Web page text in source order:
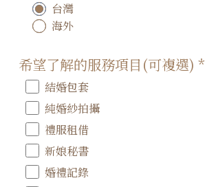
台灣
海外
希望了解的服務項目(可複選)*
結婚包套
純婚紗拍攝
禮服租借
新娘秘書
婚禮記錄